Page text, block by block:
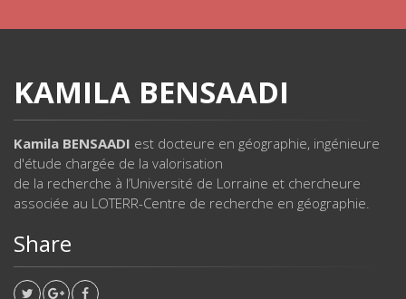
KAMILA BENSAADI
Kamila BENSAADI est docteure en géographie, ingénieure
d'étude chargée de la valorisation
de la recherche à l’Université de Lorraine et chercheure
associée au LOTERR-Centre de recherche en géographie.
Share